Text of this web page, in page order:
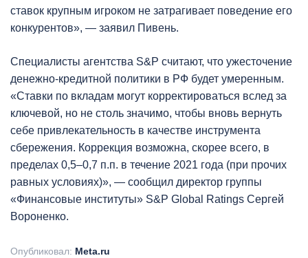
ставок крупным игроком не затрагивает поведение его
конкурентов», — заявил Пивень.
Специалисты агентства S&P считают, что ужесточение
денежно-кредитной политики в РФ будет умеренным.
«Ставки по вкладам могут корректироваться вслед за
ключевой, но не столь значимо, чтобы вновь вернуть
себе привлекательность в качестве инструмента
сбережения. Коррекция возможна, скорее всего, в
пределах 0,5–0,7 п.п. в течение 2021 года (при прочих
равных условиях)», — сообщил директор группы
«Финансовые институты» S&P Global Ratings Сергей
Вороненко.
Опубликовал: Meta.ru